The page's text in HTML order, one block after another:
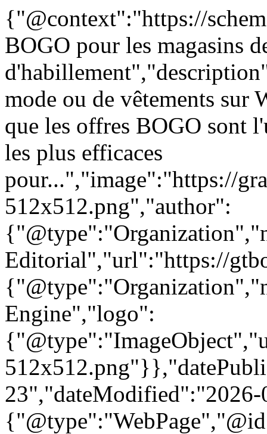
{"@context":"https://
BOGO pour les magasins
mode ou de vêtements sur
que les offres BOGO sont
les plus efficaces
pour...","image":"https://
512x512.png","author":
Editorial","url":"https://
Engine","logo":